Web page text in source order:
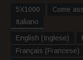
5X1000
Come
Italiano
English (Inglese)
Français (Francese)